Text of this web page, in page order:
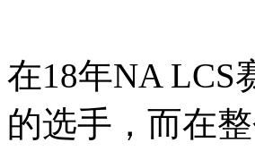
在18年NA LCS
的选手，而在